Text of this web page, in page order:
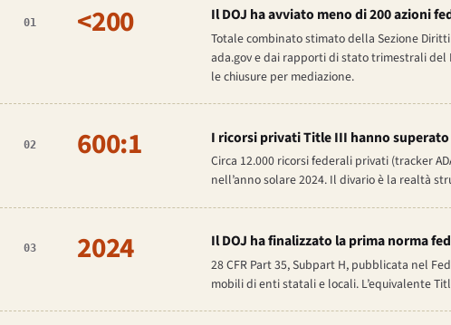
01 <200 Il DOJ ha avviato meno di 200 azioni
Totale combinato stimato della Sezione
ada.gov e dai rapporti di stato trimestrali del
le chiusure per mediazione.
02 600:1 I ricorsi privati Title III hanno superato
Circa 12.000 ricorsi federali privati (tracker
nell’anno solare 2024. Il divario è la realtà
03 2024 Il DOJ ha finalizzato la prima norma
28 CFR Part 35, Subpart H, pubblicata nel
mobili di enti statali e locali. L’equivalente